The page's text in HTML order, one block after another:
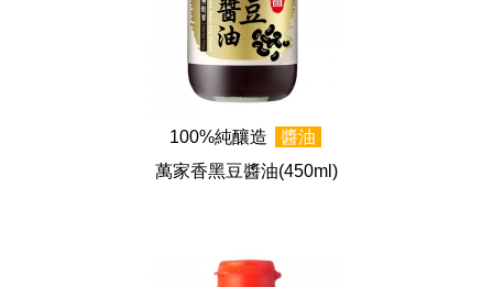
100%純釀造
醬油
萬家香黑豆醬油(450ml)